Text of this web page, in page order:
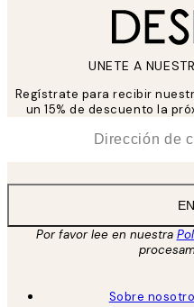
UNETE A
Regístrate para recibir
un 15% de descuento la
Por favor lee en nuestra
Sobre